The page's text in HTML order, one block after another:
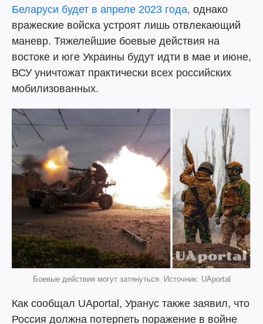
Беларуси будет в апреле 2023 года, однако
вражеские войска устроят лишь отвлекающий
маневр. Тяжелейшие боевые действия на
востоке и юге Украины будут идти в мае и июне,
ВСУ уничтожат практически всех российских
мобилизованных.
Боевые действия могут затянуться. Источник: UAportal
Как сообщал UAportal, Уранус также заявил, что
Россия должна потерпеть поражение в войне